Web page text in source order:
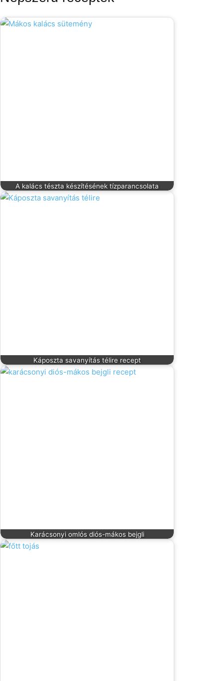
A kalács tészta készítésének tízparancsolata
Káposzta savanyítás télire recept
Karácsonyi omlós diós-mákos bejgli